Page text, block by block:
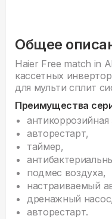
Общее
Haier Free match in
кассетных
для мульти сплит
Преимущества
антикоррозийная
авторестарт,
таймер,
подмес воздуха,
настраиваемый
дренажный насос,
авторестарт.